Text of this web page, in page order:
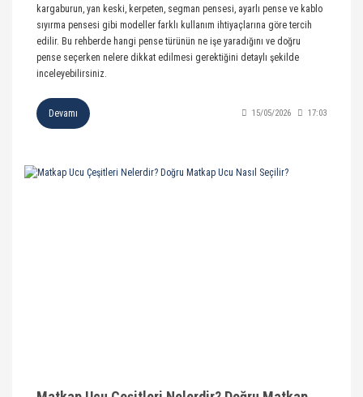
kargaburun, yan keski, kerpeten, segman pensesi, ayarlı pense ve kablo
sıyırma pensesi gibi modeller farklı kullanım ihtiyaçlarına göre tercih
edilir. Bu rehberde hangi pense türünün ne işe yaradığını ve doğru
pense seçerken nelere dikkat edilmesi gerektiğini detaylı şekilde
inceleyebilirsiniz.
Devamı 15/05/2026 17:03